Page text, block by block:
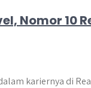
Nomor 10
kariernya di